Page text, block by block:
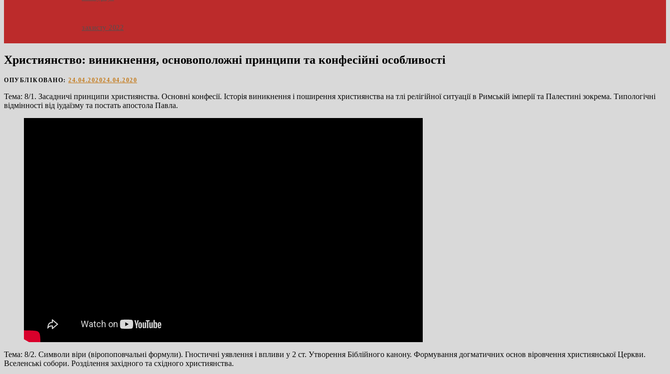
захисту 2022
Християнство: виникнення, основоположні принципи та конфесійні особливості
ОПУБЛІКОВАНО: 24.04.202024.04.2020
Тема: 8/1. Засадничі принципи християнства. Основні конфесії. Історія виникнення і поширення християнства на тлі релігійної ситуації в Римській імперії та Палестині зокрема. Типологічні
відмінності від іудаїзму та постать апостола Павла.
Тема: 8/2. Символи віри (віропоповчальні формули). Гностичні уявлення і впливи у 2 ст. Утворення Біблійного канону. Формування догматичних основ віровчення християнської Церкви.
Вселенські собори. Розділення західного та східного християнства.